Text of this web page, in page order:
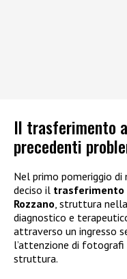
Il trasferimento
precedenti
Nel primo pomeriggio
deciso il trasferimento
Rozzano, struttura
diagnostico e
attraverso un ingresso
l’attenzione di fotografi
struttura.